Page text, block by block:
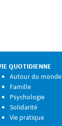
QUOTIDIENNE
Autour du monde
Famille
Psychologie
Solidarité
Vie pratique